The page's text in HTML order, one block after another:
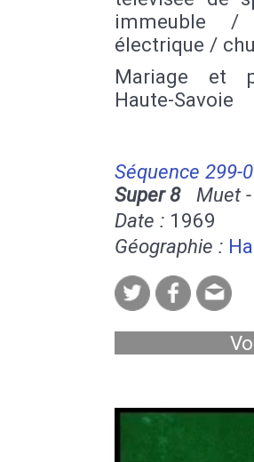
immeuble
électrique /
Mariage et
Haute-Savoie
Séquence 299-
Super 8Muet -
Date : 1969
Géographie :